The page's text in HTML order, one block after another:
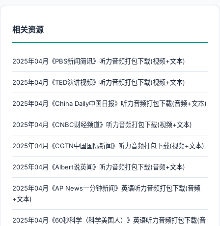
相关资源
2025年04月《PBS新闻简讯》听力音频打包下载(视频+文本)
2025年04月《TED演讲视频》听力音频打包下载(视频+文本)
2025年04月《China Daily中国日报》听力音频打包下载(音频+文本)
2025年04月《CNBC财经频道》听力音频打包下载(视频+文本)
2025年04月《CGTN中国国际新闻》听力音频打包下载(视频+文本)
2025年04月《Albert说英闻》听力音频打包下载(音频+文本)
2025年04月《AP News一分钟新闻》英语听力音频打包下载(音频
+文本)
2025年04月《60秒科学（科学美国人）》英语听力音频打包下载(音